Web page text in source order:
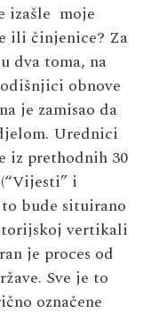
izašle moje
ili činjenice? Za
dva toma, na
obnove
je zamisao da
Urednici
iz prethodnih 30
i
bude situirano
vertikali
je proces od
Sve je to
označene